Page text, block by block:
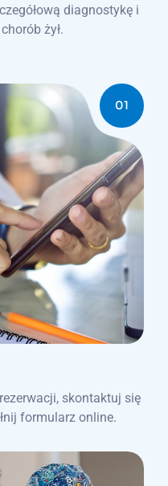
diagnostykę i
żył.
01
skontaktuj się
formularz online.